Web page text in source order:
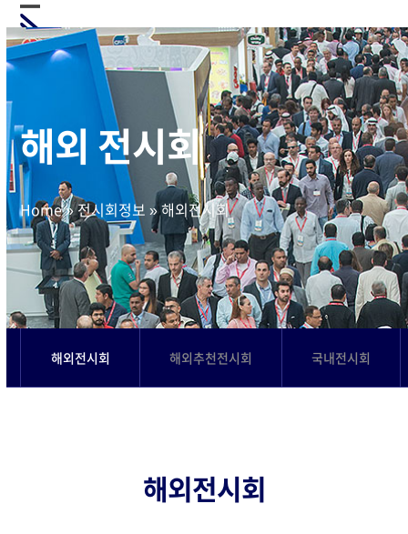
Skip
to
content
Open
mobile
Close
mobile
해외 전시회
Home»전시회정보 »해외전시회
해외전시회 해외추천전시회 국내전시회
해외전시회